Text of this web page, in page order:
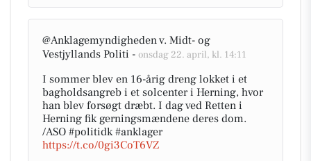
@Anklagemyndigheden v. Midt- og
Vestjyllands Politi - onsdag 22. april, kl. 14:11
I sommer blev en 16-årig dreng lokket i et
bagholdsangreb i et solcenter i Herning, hvor
han blev forsøgt dræbt. I dag ved Retten i
Herning fik gerningsmændene deres dom.
/ASO #politidk #anklager
https://t.co/0gi3CoT6VZ